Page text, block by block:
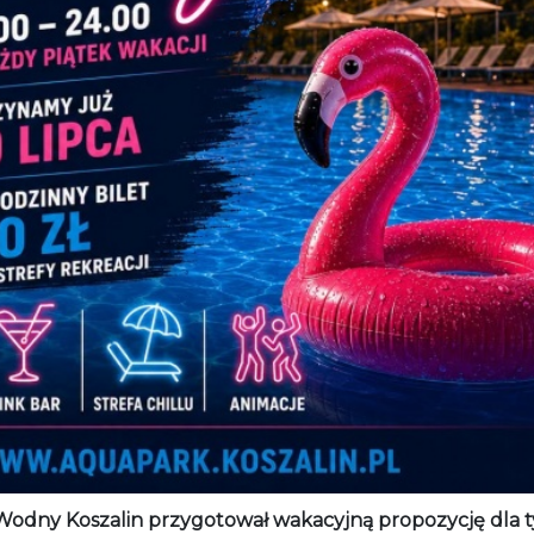
Koszalin przygotował wakacyjną propozycję dla